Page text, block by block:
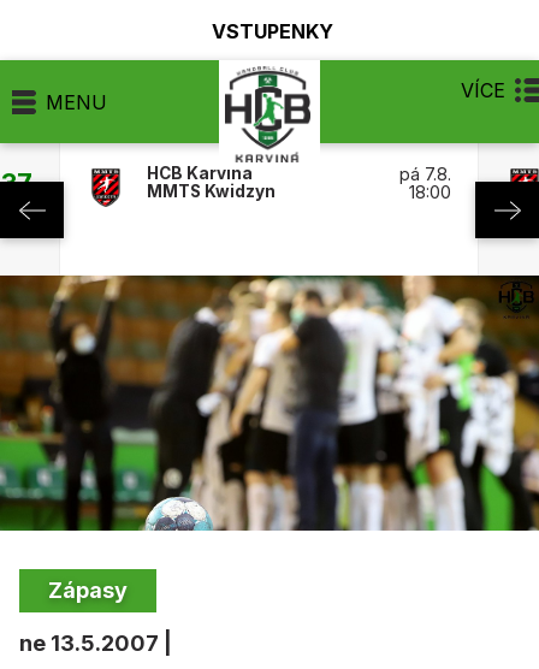
VSTUPENKY
MENU VÍCE
HCB Karviná
MMTS Kwidzyn
pá 7.8.
18:00
Zápasy
ne 13.5.2007 |